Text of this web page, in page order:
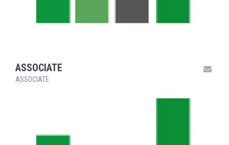
ASSOCIATE
ASSOCIATE